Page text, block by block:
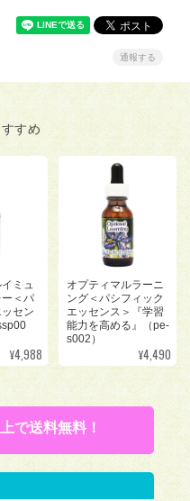
通報する
すめ
ミュ
ー＜パ
セン
¥4,988
オプティマルラーニ
ング＜パシフィック
エッセンス＞『学習
能力を高める』（pe-
s002）
¥4,490
で送料無料！